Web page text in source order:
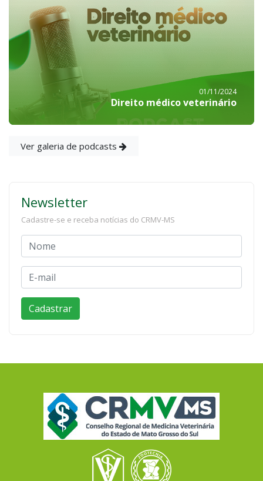
01/11/2024
Direito médico veterinário
Ver galeria de podcasts
Newsletter
Cadastre-se e receba notícias do CRMV-MS